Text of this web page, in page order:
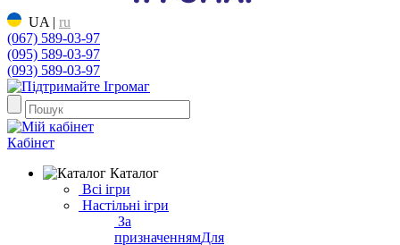
UA | ru
(067) 589-03-97
(095) 589-03-97
(093) 589-03-97
Кабінет
Каталог
Всі ігри
Настільні ігри
За
призначеннямДля